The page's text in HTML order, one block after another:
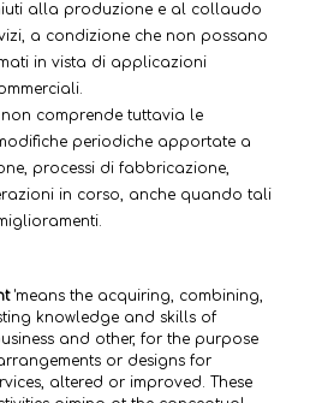
alla produzione e al collaudo
a condizione che non possano
in vista di applicazioni
comprende tuttavia le
periodiche apportate a
processi di fabbricazione,
in corso, anche quando tali
'means the acquiring, combining,
knowledge and skills of
and other, for the purpose
or designs for
altered or improved. These